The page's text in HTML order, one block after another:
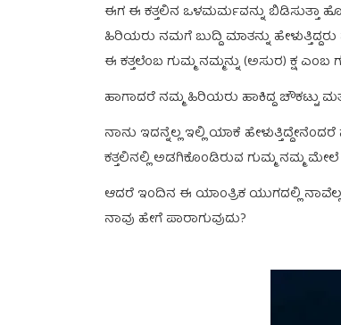
ಈಗ ಈ ಕತ್ತಲಿನ ಒಳಮರ್ಮವನ್ನು ಬಿಡಿಸುತ್ತಾ
ಹಿರಿಯರು ನಮಗೆ ಬುದ್ದಿ ಮಾತನ್ನು
ಈ ಕತ್ತಲೆಂಬ ಗುಮ್ಮ ನಮ್ಮನ್ನು (ಅಸುರ) ಕ್ಷ ಎಂಬ
ಹಾಗಾದರೆ ನಮ್ಮ ಹಿರಿಯರು ಹಾಕಿದ್ದ ಚೌಕಟ್ಟು
ನಾನು ಇದನ್ನೆಲ್ಲ ಇಲ್ಲಿ ಯಾಕೆ
ಕತ್ತಲಿನಲ್ಲಿ ಅಡಗಿಕೊಂಡಿರುವ ಗುಮ್ಮ ನಮ್ಮ
ಆದರೆ ಇಂದಿನ ಈ ಯಾಂತ್ರಿಕ ಯುಗದಲ್ಲಿ ನಾವೆಲ್ಲ
ನಾವು ಹೇಗೆ ಪಾರಾಗುವುದು?